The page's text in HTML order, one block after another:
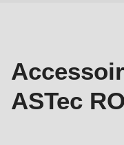
ASTec